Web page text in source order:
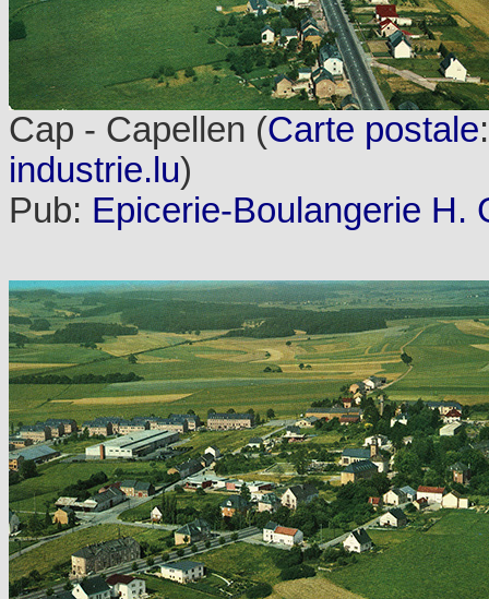
Cap - Capellen (Carte postale
industrie.lu)
Pub: Epicerie-Boulangerie H.